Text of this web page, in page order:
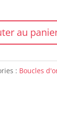
au
: Boucles